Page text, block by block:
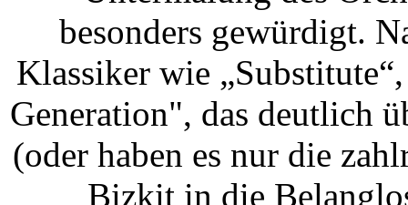
besonders gewürdigt.
Klassiker wie
Generation", das deutlich
(oder haben es nur die
Bizkit in die